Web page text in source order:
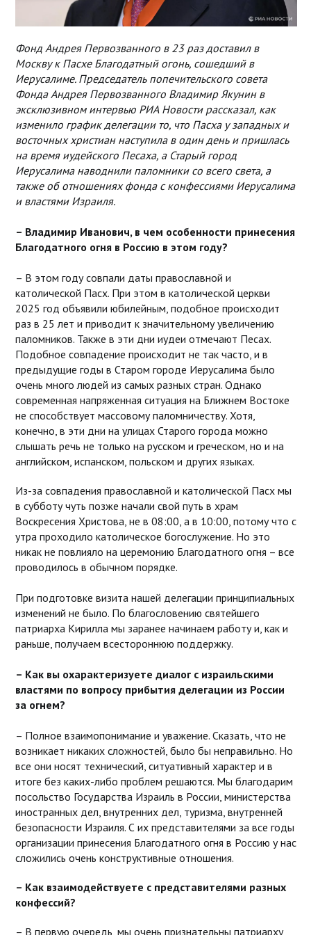
Фонд Андрея Первозванного в 23 раз доставил в
Москву к Пасхе Благодатный огонь, сошедший в
Иерусалиме. Председатель попечительского совета
Фонда Андрея Первозванного Владимир Якунин в
эксклюзивном интервью РИА Новости рассказал, как
изменило график делегации то, что Пасха у западных и
восточных христиан наступила в один день и пришлась
на время иудейского Песаха, а Старый город
Иерусалима наводнили паломники со всего света, а
также об отношениях фонда с конфессиями Иерусалима
и властями Израиля.
– Владимир Иванович, в чем особенности принесения
Благодатного огня в Россию в этом году?
– В этом году совпали даты православной и
католической Пасх. При этом в католической церкви
2025 год объявили юбилейным, подобное происходит
раз в 25 лет и приводит к значительному увеличению
паломников. Также в эти дни иудеи отмечают Песах.
Подобное совпадение происходит не так часто, и в
предыдущие годы в Старом городе Иерусалима было
очень много людей из самых разных стран. Однако
современная напряженная ситуация на Ближнем Востоке
не способствует массовому паломничеству. Хотя,
конечно, в эти дни на улицах Старого города можно
слышать речь не только на русском и греческом, но и на
английском, испанском, польском и других языках.
Из-за совпадения православной и католической Пасх мы
в субботу чуть позже начали свой путь в храм
Воскресения Христова, не в 08:00, а в 10:00, потому что с
утра проходило католическое богослужение. Но это
никак не повлияло на церемонию Благодатного огня – все
проводилось в обычном порядке.
При подготовке визита нашей делегации принципиальных
изменений не было. По благословению святейшего
патриарха Кирилла мы заранее начинаем работу и, как и
раньше, получаем всестороннюю поддержку.
– Как вы охарактеризуете диалог с израильскими
властями по вопросу прибытия делегации из России
за огнем?
– Полное взаимопонимание и уважение. Сказать, что не
возникает никаких сложностей, было бы неправильно. Но
все они носят технический, ситуативный характер и в
итоге без каких-либо проблем решаются. Мы благодарим
посольство Государства Израиль в России, министерства
иностранных дел, внутренних дел, туризма, внутренней
безопасности Израиля. С их представителями за все годы
организации принесения Благодатного огня в Россию у нас
сложились очень конструктивные отношения.
– Как взаимодействуете с представителями разных
конфессий?
– В первую очередь, мы очень признательны патриарху